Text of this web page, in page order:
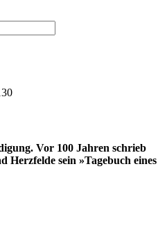
Vor 100 Jahren schrieb
Herzfelde sein »Tagebuch eines